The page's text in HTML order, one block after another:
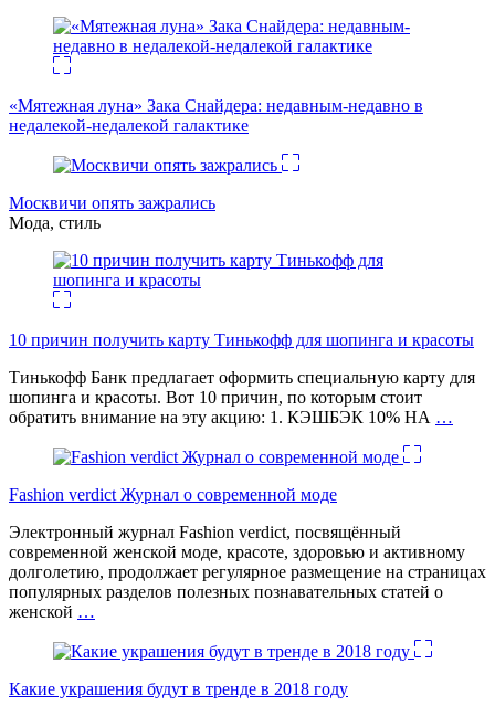
«Мятежная луна» Зака Снайдера: недавным-недавно в
недалекой-недалекой галактике
Москвичи опять зажрались
Мода, стиль
10 причин получить карту Тинькофф для шопинга и красоты
Тинькофф Банк предлагает оформить специальную карту для
шопинга и красоты. Вот 10 причин, по которым стоит
обратить внимание на эту акцию: 1. КЭШБЭК 10% НА …
Fashion verdict Журнал о современной моде
Электронный журнал Fashion verdict, посвящённый
современной женской моде, красоте, здоровью и активному
долголетию, продолжает регулярное размещение на страницах
популярных разделов полезных познавательных статей о
женской …
Какие украшения будут в тренде в 2018 году